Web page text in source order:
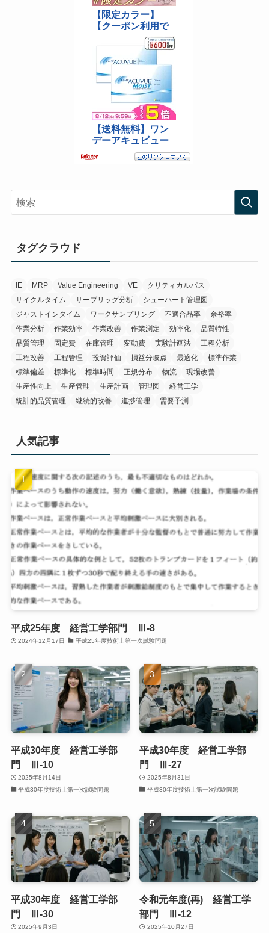
タグクラウド
IE MRP Value Engineering VE
クリティカルパス
サイクルタイム
サーブリッグ分析
シューハート管理図
ジャストインタイム
ワークサンプリング 不適合品率
余裕率
作業分析
作業効率 作業改善 作業測定 効率化
品質特性
品質管理
固定費 在庫管理 変動費 実験計画法
工程分析
工程改善
工程管理 投資評価 損益分岐点 最適化
標準作業
標準偏差
標準化 標準時間 正規分布 物流
現場改善
生産性向上
生産管理 生産計画 管理図
経営工学
統計的品質管理
継続的改善 進捗管理 需要予測
人気記事
平成25年度 経営工学部門 Ⅲ-8
2024年12月17日 平成25年度技術士第一次試験問題
平成30年度 経営工学部
門 Ⅲ-10
2025年8月14日
平成30年度技術士第一次試験問題
平成30年度 経営工学部
門 Ⅲ-27
2025年8月31日
平成30年度技術士第一次試験問題
平成30年度 経営工学部
門 Ⅲ-30
2025年9月3日
令和元年度(再) 経営工学
部門 Ⅲ-12
2025年10月27日